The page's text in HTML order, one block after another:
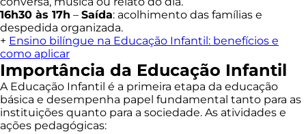
16h30 às 17h – Saída: acolhimento das famílias e
despedida organizada.
+ Ensino bilíngue na Educação Infantil: benefícios e
como aplicar
Importância da Educação Infantil
A Educação Infantil é a primeira etapa da educação
básica e desempenha papel fundamental tanto para as
instituições quanto para a sociedade. As atividades e
ações pedagógicas: